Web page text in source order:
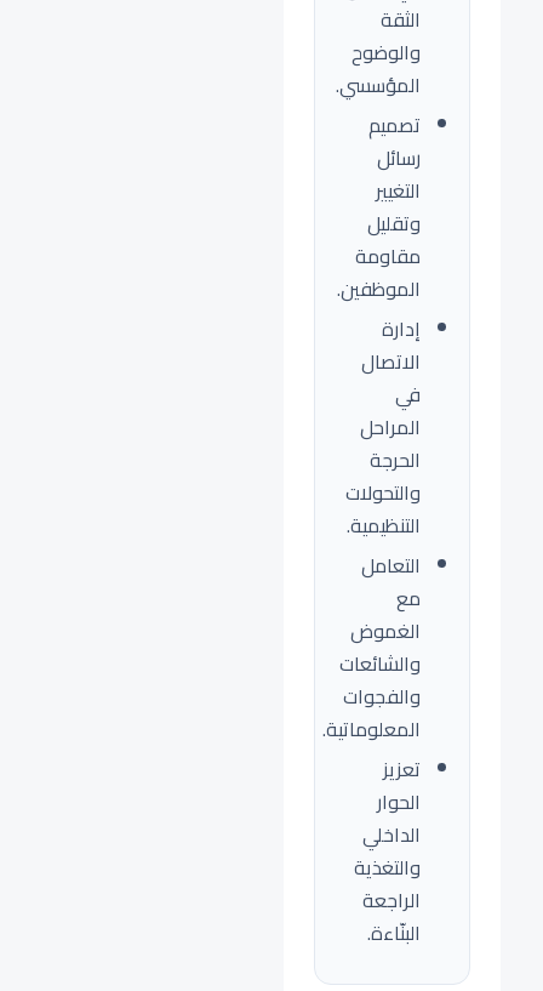
الثقة
والوضوح
المؤسسي.
تصميم
رسائل
التغيير
وتقليل
مقاومة
الموظفين.
إدارة
الاتصال
في
المراحل
الحرجة
والتحولات
التنظيمية.
التعامل
مع
الغموض
والشائعات
والفجوات
المعلوماتية.
تعزيز
الحوار
الداخلي
والتغذية
الراجعة
البنّاءة.